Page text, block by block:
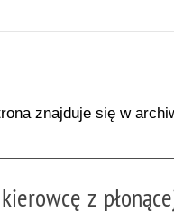
znajduje się w
z